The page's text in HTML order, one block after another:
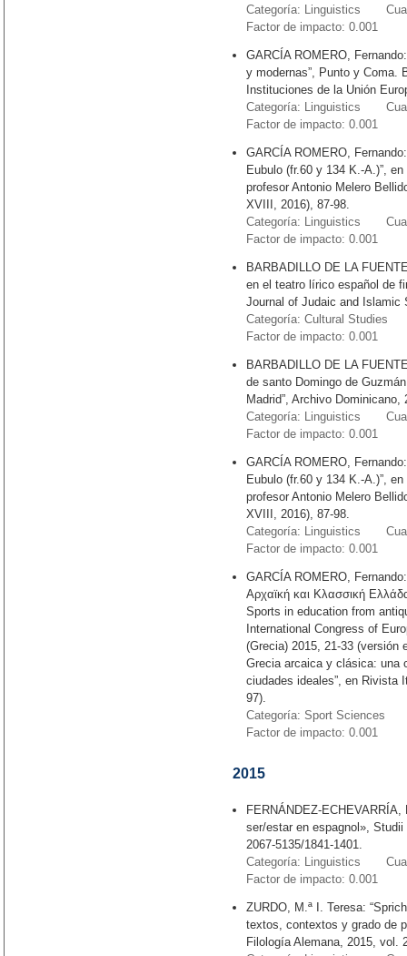
Categoría: Linguistics
Factor de impacto: 0.001
GARCÍA ROMERO,
y modernas”, Punto y Coma.
Instituciones de la Unión
Categoría: Linguistics
Factor de impacto: 0.001
GARCÍA ROMERO,
Eubulo (fr.60 y 134 K.-A.)”,
profesor Antonio Melero
XVIII, 2016), 87-98.
Categoría: Linguistics
Factor de impacto: 0.001
BARBADILLO DE LA
en el teatro lírico español de
Journal of Judaic and Islamic
Categoría: Cultural Studies
Factor de impacto: 0.001
BARBADILLO DE LA
de santo Domingo de
Madrid”, Archivo
Categoría: Linguistics
Factor de impacto: 0.001
GARCÍA ROMERO,
Eubulo (fr.60 y 134 K.-A.)”,
profesor Antonio Melero
XVIII, 2016), 87-98.
Categoría: Linguistics
Factor de impacto: 0.001
GARCÍA ROMERO, Fernando:
Αρχαϊκή και Κλασσική
Sports in education from
International Congress of
(Grecia) 2015, 21-33 (versión
Grecia arcaica y clásica: una
ciudades ideales”, en Rivista
97).
Categoría: Sport Sciences
Factor de impacto: 0.001
2015
FERNÁNDEZ-
ser/estar en espagnol»,
2067-5135/1841-1401.
Categoría: Linguistics
Factor de impacto: 0.001
ZURDO, M.ª I. Teresa:
textos, contextos y grado de
Filología Alemana, 2015, vol.